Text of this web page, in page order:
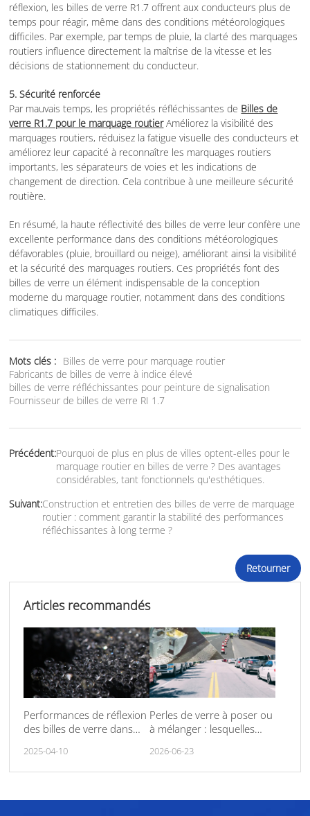
réflexion, les billes de verre R1.7 offrent aux conducteurs plus de
temps pour réagir, même dans des conditions météorologiques
difficiles. Par exemple, par temps de pluie, la clarté des marquages
routiers influence directement la maîtrise de la vitesse et les
décisions de stationnement du conducteur.
5. Sécurité renforcée
Par mauvais temps, les propriétés réfléchissantes de Billes de
verre R1.7 pour le marquage routierAméliorez la visibilité des
marquages routiers, réduisez la fatigue visuelle des conducteurs et
améliorez leur capacité à reconnaître les marquages routiers
importants, les séparateurs de voies et les indications de
changement de direction. Cela contribue à une meilleure sécurité
routière.
En résumé, la haute réflectivité des billes de verre leur confère une
excellente performance dans des conditions météorologiques
défavorables (pluie, brouillard ou neige), améliorant ainsi la visibilité
et la sécurité des marquages routiers. Ces propriétés font des
billes de verre un élément indispensable de la conception
moderne du marquage routier, notamment dans des conditions
climatiques difficiles.
Mots clés : Billes de verre pour marquage routier
Fabricants de billes de verre à indice élevé
billes de verre réfléchissantes pour peinture de signalisation
Fournisseur de billes de verre RI 1.7
Précédent:Pourquoi de plus en plus de villes optent-elles pour le
marquage routier en billes de verre ? Des avantages
considérables, tant fonctionnels qu'esthétiques.
Suivant:Construction et entretien des billes de verre de marquage
routier : comment garantir la stabilité des performances
réfléchissantes à long terme ?
Retourner
Articles recommandés
Performances de réflexion
des billes de verre dans
météorologiques extrêmes
(par exemple, fortes pluies
2025-04-10
Perles de verre à poser ou
à mélanger : lesquelles
2026-06-23